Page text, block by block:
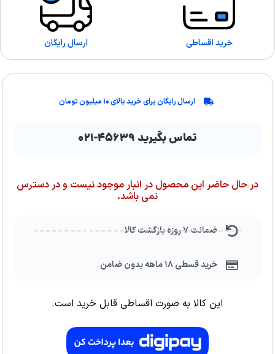
خرید اقساطی ارسال رایگان
ارسال رایگان برای خرید بالای ۱۰ میلیون تومان
تماس بگیرید ۴۵۶۳۹-۰۲۱
در حال حاضر این محصول در انبار موجود نیست و در دسترس
نمی باشد.
ضمانت ۷ روزه بازگشت کالا
خرید قسطی ۱۸ ماهه بدون ضامن
این کالا به صورت اقساطی قابل خرید است.